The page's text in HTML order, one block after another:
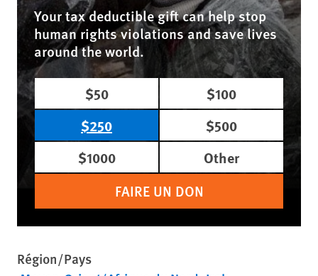
Your tax deductible gift can help stop
human rights violations and save lives
around the world.
$50
$100
$250
$500
$1000
Other
FAIRE UN DON
Région/Pays